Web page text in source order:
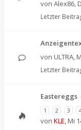
von Alex86,
Letzter
von ULTRA,
Letzter
Eastereggs
1 2 3
von KLE, Mi